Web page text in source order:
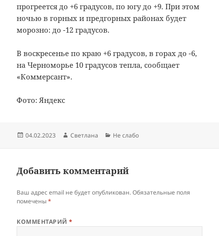
прогреется до +6 градусов, по югу до +9. При этом
ночью в горных и предгорных районах будет
морозно: до -12 градусов.
В воскресенье по краю +6 градусов, в горах до -6,
на Черноморье 10 градусов тепла, сообщает
«Коммерсант».
Фото: Яндекс
Опубликовано
04.02.2023 Автор
Светлана Рубрики
Не слабо
Добавить комментарий
Ваш адрес email не будет опубликован. Обязательные поля
помечены*
КОММЕНТАРИЙ*